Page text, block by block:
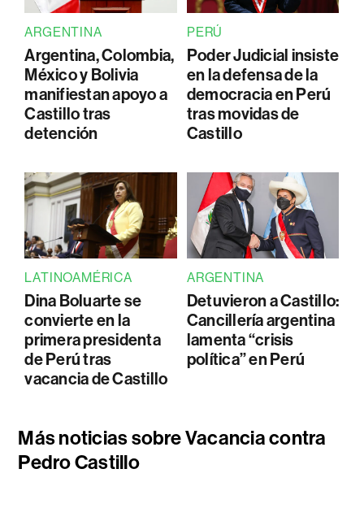
ARGENTINA
Argentina, Colombia,
México y Bolivia
manifiestan apoyo a
Castillo tras
detención
PERÚ
Poder Judicial insiste
en la defensa de la
democracia en Perú
tras movidas de
Castillo
LATINOAMÉRICA
Dina Boluarte se
convierte en la
primera presidenta
de Perú tras
vacancia de Castillo
ARGENTINA
Detuvieron a Castillo:
Cancillería argentina
lamenta “crisis
política” en Perú
Más noticias sobre Vacancia contra
Pedro Castillo